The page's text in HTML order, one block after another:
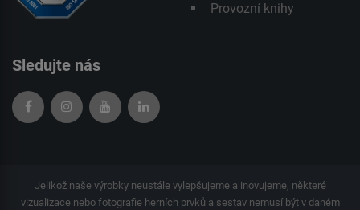
Provozní knihy
Sledujte nás
Jelikož naše výrobky neustále vylepšujeme a inovujeme, některé
vizualizace nebo fotografie herních prvků a sestav nemusí být v daném